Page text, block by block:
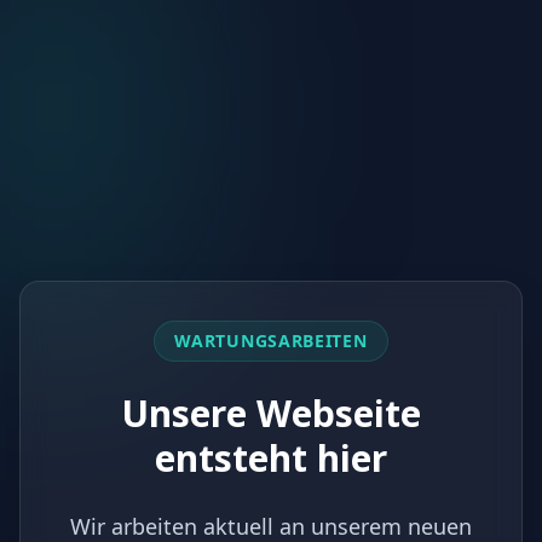
WARTUNGSARBEITEN
Unsere Webseite
entsteht hier
Wir arbeiten aktuell an unserem neuen